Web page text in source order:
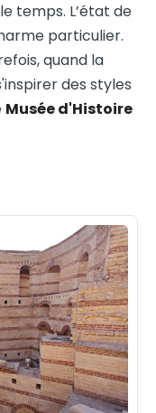
temps. L’état de
particulier.
quand la
des styles
Musée d'Histoire